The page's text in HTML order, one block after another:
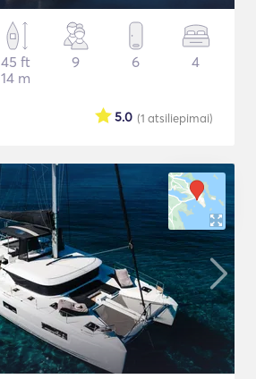
45 ft
14 m
9 6 4
(1 atsiliepimai)
5.0